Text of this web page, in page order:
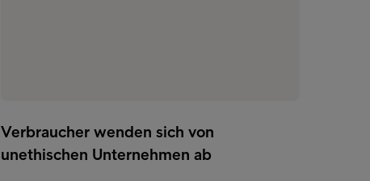
Verbraucher wenden sich von
unethischen Unternehmen ab